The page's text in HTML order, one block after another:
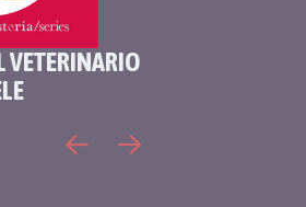
VETERINARIO